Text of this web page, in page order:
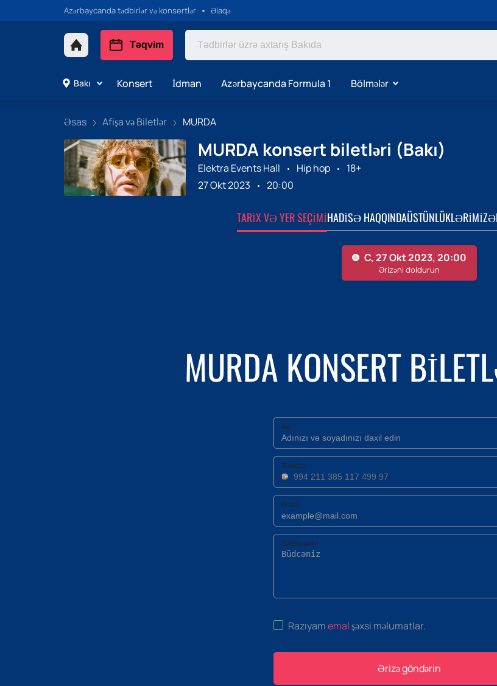
Azərbaycanda tədbirlər və konsertlər Əlaqə
Təqvim
Bakı Konsert İdman Azərbaycanda Formula 1 Bölmələr
Əsas Afişa və Biletlər MURDA
MURDA konsert biletləri (Bakı)
Elektra Events Hall Hip hop
18+
27 Okt 2023
20:00
TARIX VƏ YER SEÇIMIHADISƏ HAQQINDAÜSTÜNLÜKLƏRIMIZ
MURDA KONSERT
Ad
Telefon
Email
Tətbiq şərhi
Razıyamemalşəxsi məlumatlar.
Ərizə göndərin